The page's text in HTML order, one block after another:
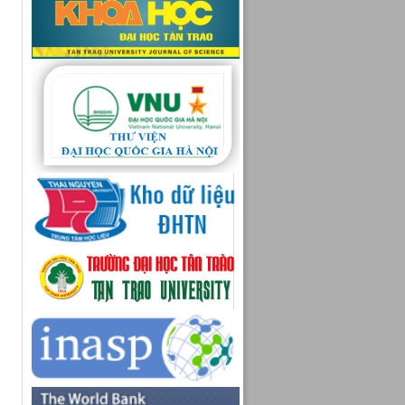
tế nông nghiệp[1]
Bồi dưỡng và PTNN[79]
Luận văn - Luận án[15]
Đề cương chi tiết học phần[17]
Khóa luận tốt nghiệp[104]
Khác ...[0]
Kỷ yếu[6]
Bài báo khoa học[249]
Tạp chí khoa học[1]
Sinh viên TQU ứng dụng AI
tạo clip giới thiệu về cuốn
sách ý nghĩa[0]